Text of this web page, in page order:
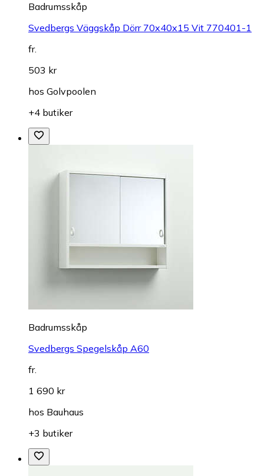
Badrumsskåp
Svedbergs Väggskåp Dörr 70x40x15 Vit 770401-1
fr.
503 kr
hos Golvpoolen
+4 butiker
Badrumsskåp
Svedbergs Spegelskåp A60
fr.
1 690 kr
hos Bauhaus
+3 butiker